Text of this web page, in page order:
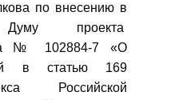
по внесению в
Думу проекта
№ 102884-7 «О
в статью 169
Российской